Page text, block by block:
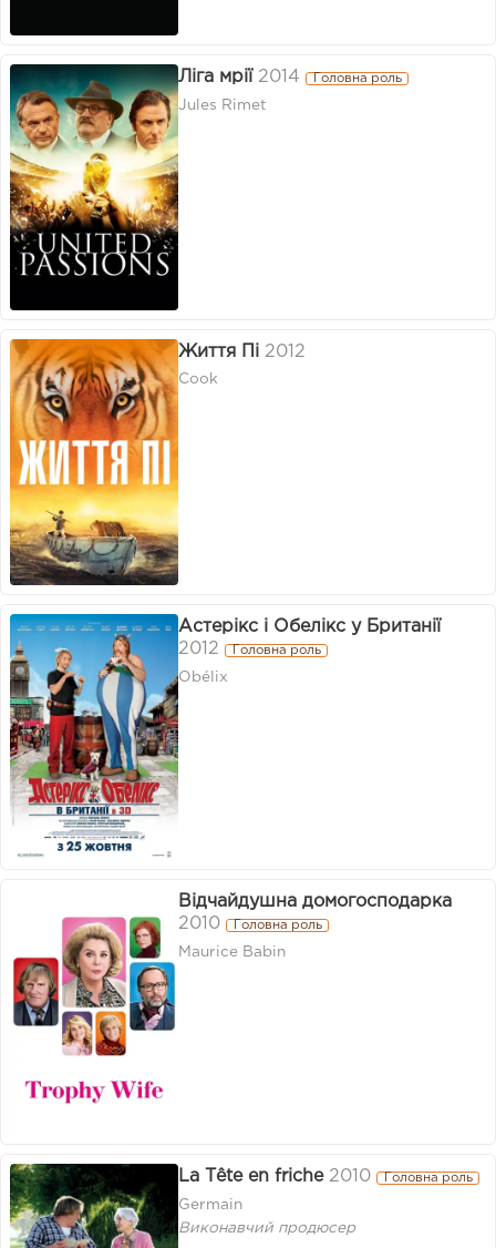
Ліга мрії 2014 Головна роль
Jules Rimet
Життя Пі 2012
Cook
Астерікс і Обелікс у Британії
2012
Головна роль
Obélix
Відчайдушна домогосподарка
2010
Головна роль
Maurice Babin
La Tête en friche 2010 Головна роль
Germain
Виконавчий продюсер